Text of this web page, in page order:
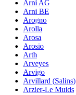
Arni AG
Arni BE
Arogno
Arolla
Arosa
Arosio
Arth
Arveyes
Arvigo
Arvillard (Salins)
Arzier-Le Muids